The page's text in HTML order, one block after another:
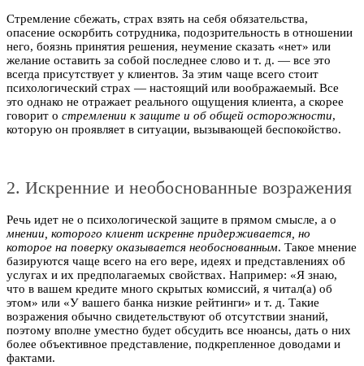
Стремление сбежать, страх взять на себя обязательства,
опасение оскорбить сотрудника, подозрительность в отношении
него, боязнь принятия решения, неумение сказать «нет» или
желание оставить за собой последнее слово и т. д. — все это
всегда присутствует у клиентов. За этим чаще всего стоит
психологический страх — настоящий или воображаемый. Все
это однако не отражает реального ощущения клиента, а скорее
говорит о стремлении к защите и об общей осторожности,
которую он проявляет в ситуации, вызывающей беспокойство.
2. Искренние и необоснованные возражения
Речь идет не о психологической защите в прямом смысле, а о
мнении, которого клиент искренне придерживается, но
которое на поверку оказывается необоснованным. Такое мнение
базируются чаще всего на его вере, идеях и представлениях об
услугах и их предполагаемых свойствах. Например: «Я знаю,
что в вашем кредите много скрытых комиссий, я читал(а) об
этом» или «У вашего банка низкие рейтинги» и т. д. Такие
возражения обычно свидетельствуют об отсутствии знаний,
поэтому вполне уместно будет обсудить все нюансы, дать о них
более объективное представление, подкрепленное доводами и
фактами.